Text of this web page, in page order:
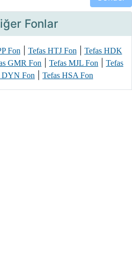
Fonlar
Fon| Tefas HTJ Fon|
Tefas HDK
GMR Fon Tefas MJL Fon
Tefas
DYN Fon Tefas HSA Fon